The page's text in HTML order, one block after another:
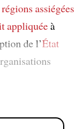
régions assiégées
appliquéeà
de l’État